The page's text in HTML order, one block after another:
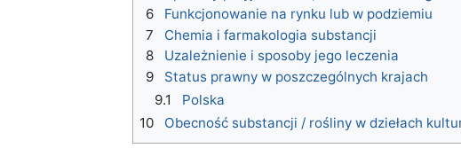
6
Funkcjonowanie na rynku lub w podziemiu
7
Chemia i farmakologia substancji
8
Uzależnienie i sposoby jego leczenia
9
Status prawny w poszczególnych krajach
9.1
Polska
10
Obecność substancji / rośliny w dziełach